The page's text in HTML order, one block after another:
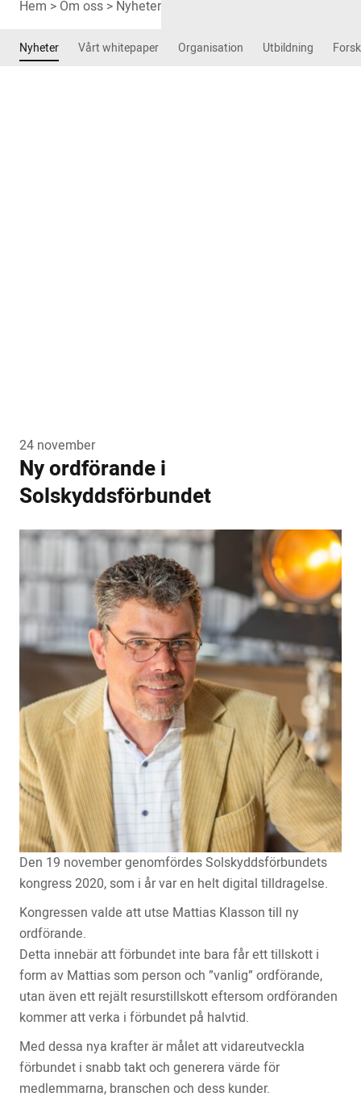
Nyheter Vårt whitepaper Organisation Utbildning
Hem > Om oss > Nyheter
24 november
Ny ordförande i
Solskyddsförbundet
Den 19 november genomfördes Solskyddsförbundets
kongress 2020, som i år var en helt digital tilldragelse.
Kongressen valde att utse Mattias Klasson till ny
ordförande.
Detta innebär att förbundet inte bara får ett tillskott i
form av Mattias som person och ”vanlig” ordförande,
utan även ett rejält resurstillskott eftersom ordföranden
kommer att verka i förbundet på halvtid.
Med dessa nya krafter är målet att vidareutveckla
förbundet i snabb takt och generera värde för
medlemmarna, branschen och dess kunder.